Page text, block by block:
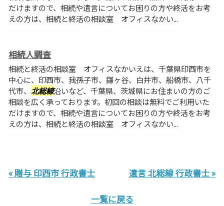
だけますので、相続や遺言についてお困りの方や終活をお考
えの方は、相続と終活の相談室 オフィスなかい...
相続人調査
相続と終活の相談室 オフィスなかいえは、千葉県印西市を
中心に、印西市、我孫子市、鎌ヶ谷、白井市、船橋市、八千
代市、 北総線沿いなど、千葉県、茨城県にお住まいの方のご
相談を広く承っております。初回の相談は無料でご利用いた
だけますので、相続や遺言についてお困りの方や終活をお考
えの方は、相続と終活の相談室 オフィスなかい...
« 贈与 印西市 行政書士 遺言 北総線 行政書士 »
一覧に戻る